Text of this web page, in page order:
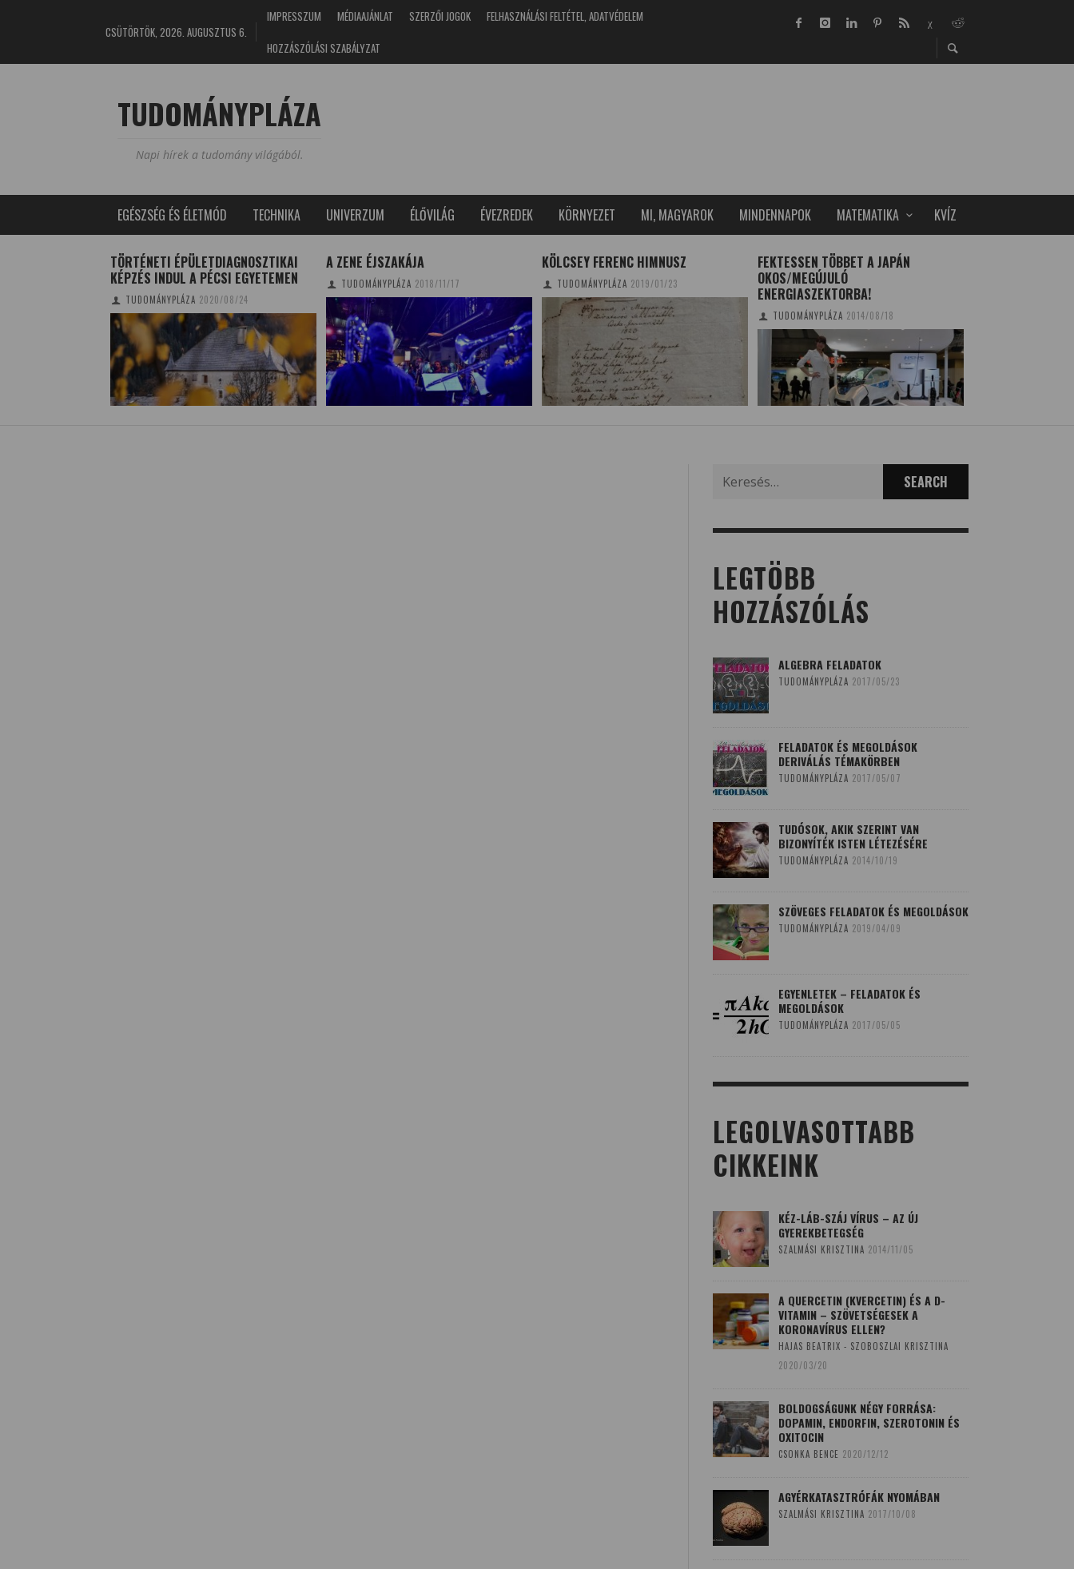
CSÜTÖRTÖK, 2026. AUGUSZTUS 6.
IMPRESSZUM MÉDIAAJÁNLAT SZERZŐI JOGOK
FELHASZNÁLÁSI FELTÉTEL, ADATVÉDELEM
HOZZÁSZÓLÁSI SZABÁLYZAT
TUDOMÁNYPLÁZA
Napi hírek a tudomány világából.
EGÉSZSÉG ÉS ÉLETMÓD TECHNIKA UNIVERZUM ÉLŐVILÁG ÉVEZREDEK KÖRNYEZET MI, MAGYAROK MINDENNAPOK MATEMATIKA KVÍZ
TÖRTÉNETI ÉPÜLETDIAGNOSZTIKAI
KÉPZÉS INDUL A PÉCSI EGYETEMEN
TUDOMÁNYPLÁZA 2020/08/24
A ZENE ÉJSZAKÁJA
TUDOMÁNYPLÁZA 2018/11/17
KÖLCSEY FERENC HIMNUSZ
TUDOMÁNYPLÁZA 2019/01/23
FEKTESSEN TÖBBET A JAPÁN
OKOS/MEGÚJULÓ
ENERGIASZEKTORBA!
TUDOMÁNYPLÁZA 2014/08/18
for:
LEGTÖBB
HOZZÁSZÓLÁS
ALGEBRA FELADATOK
TUDOMÁNYPLÁZA 2017/05/23
FELADATOK ÉS MEGOLDÁSOK
DERIVÁLÁS TÉMAKÖRBEN
TUDOMÁNYPLÁZA 2017/05/07
TUDÓSOK, AKIK SZERINT VAN
BIZONYÍTÉK ISTEN LÉTEZÉSÉRE
TUDOMÁNYPLÁZA 2014/10/19
SZÖVEGES FELADATOK ÉS MEGOLDÁSOK
TUDOMÁNYPLÁZA 2019/04/09
EGYENLETEK – FELADATOK ÉS
MEGOLDÁSOK
TUDOMÁNYPLÁZA 2017/05/05
LEGOLVASOTTABB
CIKKEINK
KÉZ-LÁB-SZÁJ VÍRUS – AZ ÚJ
GYEREKBETEGSÉG
SZALMÁSI KRISZTINA 2014/11/05
A QUERCETIN (KVERCETIN) ÉS A D-
VITAMIN – SZÖVETSÉGESEK A
KORONAVÍRUS ELLEN?
HAJAS BEATRIX - SZOBOSZLAI KRISZTINA
2020/03/20
BOLDOGSÁGUNK NÉGY FORRÁSA:
DOPAMIN, ENDORFIN, SZEROTONIN ÉS
OXITOCIN
CSONKA BENCE 2020/12/12
AGYÉRKATASZTRÓFÁK NYOMÁBAN
SZALMÁSI KRISZTINA 2017/10/08